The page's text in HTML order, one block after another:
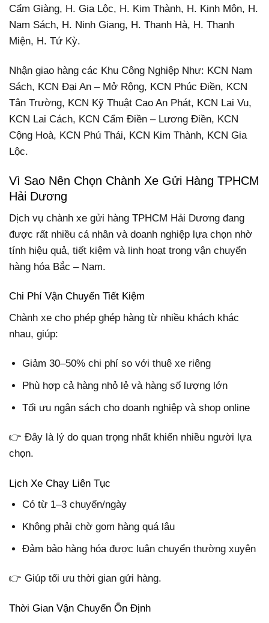
Cẩm Giàng, H. Gia Lộc, H. Kim Thành, H. Kinh Môn, H.
Nam Sách, H. Ninh Giang, H. Thanh Hà, H. Thanh
Miện, H. Tứ Kỳ.
Nhận giao hàng các Khu Công Nghiệp Như: KCN Nam
Sách, KCN Đại An – Mở Rộng, KCN Phúc Điền, KCN
Tân Trường, KCN Kỹ Thuật Cao An Phát, KCN Lai Vu,
KCN Lai Cách, KCN Cẩm Điền – Lương Điền, KCN
Cộng Hoà, KCN Phú Thái, KCN Kim Thành, KCN Gia
Lộc.
Vì Sao Nên Chọn Chành Xe Gửi Hàng TPHCM
Hải Dương
Dịch vụ chành xe gửi hàng TPHCM Hải Dương đang
được rất nhiều cá nhân và doanh nghiệp lựa chọn nhờ
tính hiệu quả, tiết kiệm và linh hoạt trong vận chuyển
hàng hóa Bắc – Nam.
Chi Phí Vận Chuyển Tiết Kiệm
Chành xe cho phép ghép hàng từ nhiều khách khác
nhau, giúp:
Giảm 30–50% chi phí so với thuê xe riêng
Phù hợp cả hàng nhỏ lẻ và hàng số lượng lớn
Tối ưu ngân sách cho doanh nghiệp và shop online
👉 Đây là lý do quan trọng nhất khiến nhiều người lựa
chọn.
Lịch Xe Chạy Liên Tục
Có từ 1–3 chuyến/ngày
Không phải chờ gom hàng quá lâu
Đảm bảo hàng hóa được luân chuyển thường xuyên
👉 Giúp tối ưu thời gian gửi hàng.
Thời Gian Vận Chuyển Ổn Định